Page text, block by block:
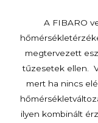
A FIBARO
megtervezett
tűzesetek ellen.
mert ha nincs
ilyen kombinált